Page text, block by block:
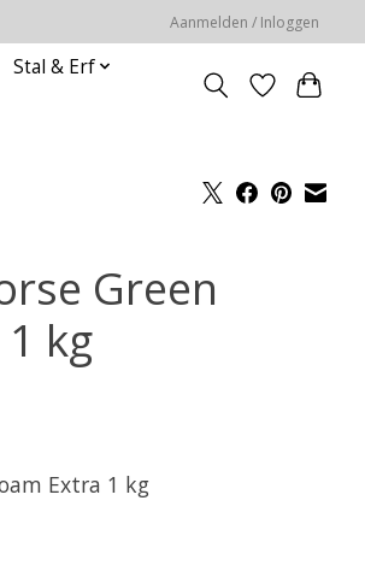
Aanmelden / Inloggen
Stal & Erf
Green
kg
Extra 1 kg
is